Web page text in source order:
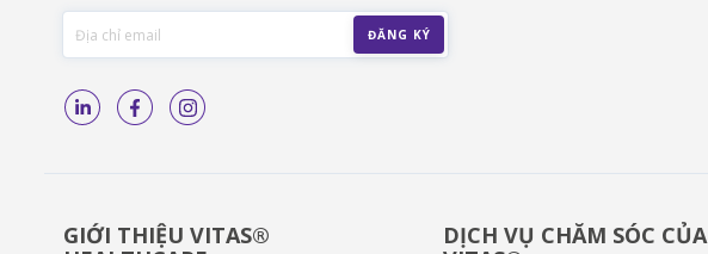
GIỚI THIỆU VITAS®
DỊCH VỤ CHĂM SÓC CỦA